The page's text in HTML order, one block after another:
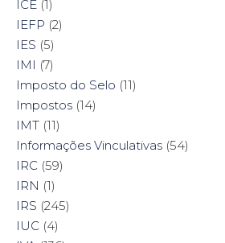
ICE (1)
IEFP (2)
IES (5)
IMI (7)
Imposto do Selo (11)
Impostos (14)
IMT (11)
Informações Vinculativas (54)
IRC (59)
IRN (1)
IRS (245)
IUC (4)